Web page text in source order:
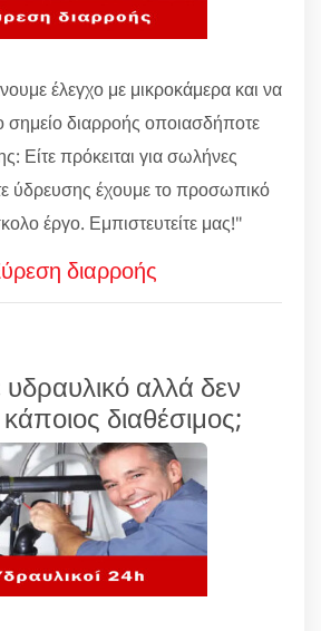
έλεγχο με μικροκάμερα και να
σημείο διαρροής οποιασδήποτε
Είτε πρόκειται για σωλήνες
ύδρευσης έχουμε το προσωπικό
έργο. Εμπιστευτείτε μας!"
διαρροής
αλλά δεν
διαθέσιμος;